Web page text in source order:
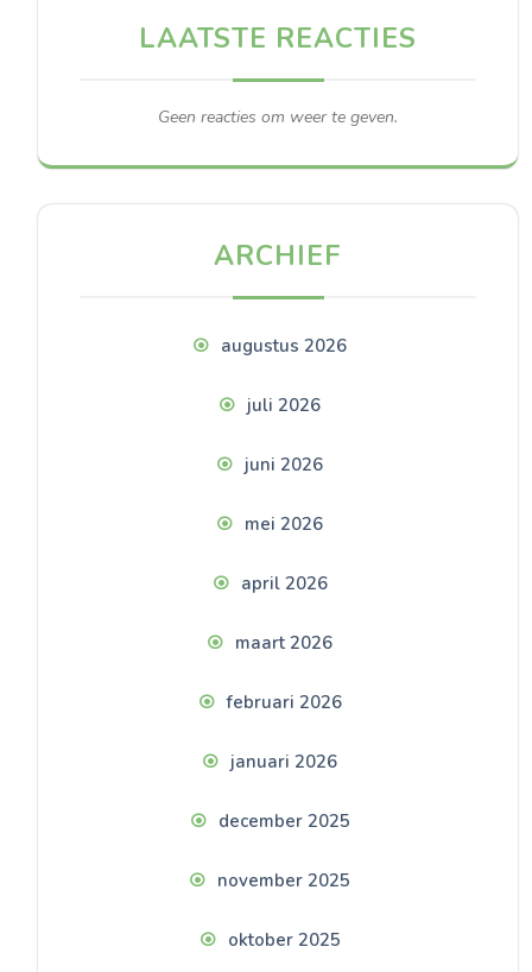
LAATSTE REACTIES
Geen reacties om weer te geven.
ARCHIEF
augustus 2026
juli 2026
juni 2026
mei 2026
april 2026
maart 2026
februari 2026
januari 2026
december 2025
november 2025
oktober 2025